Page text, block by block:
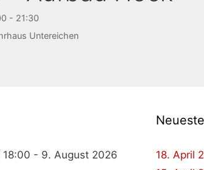
- 21:30
Untereichen
- 9. August 2026
18. April